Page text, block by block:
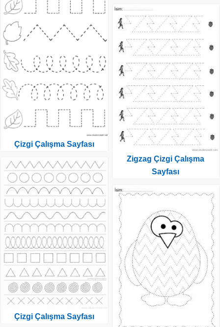
Çizgi Çalışma Sayfası
Çizgi Çalışma Sayfası
Zigzag Çizgi Çalışma
Sayfası